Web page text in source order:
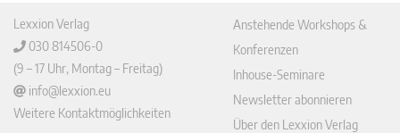
Lexxion Verlag
030 814506-0
(9 – 17 Uhr, Montag – Freitag)
info@lexxion.eu
Weitere Kontaktmöglichkeiten
Anstehende Workshops &
Konferenzen
Inhouse-Seminare
Newsletter abonnieren
Über den Lexxion Verlag